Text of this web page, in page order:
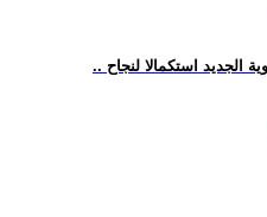
الجديد استكمالا لنجاح